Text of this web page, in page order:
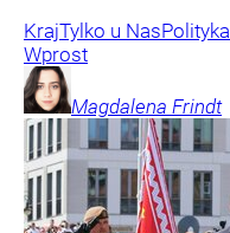
KrajTylko u NasPolityka
Wprost
Magdalena Frindt